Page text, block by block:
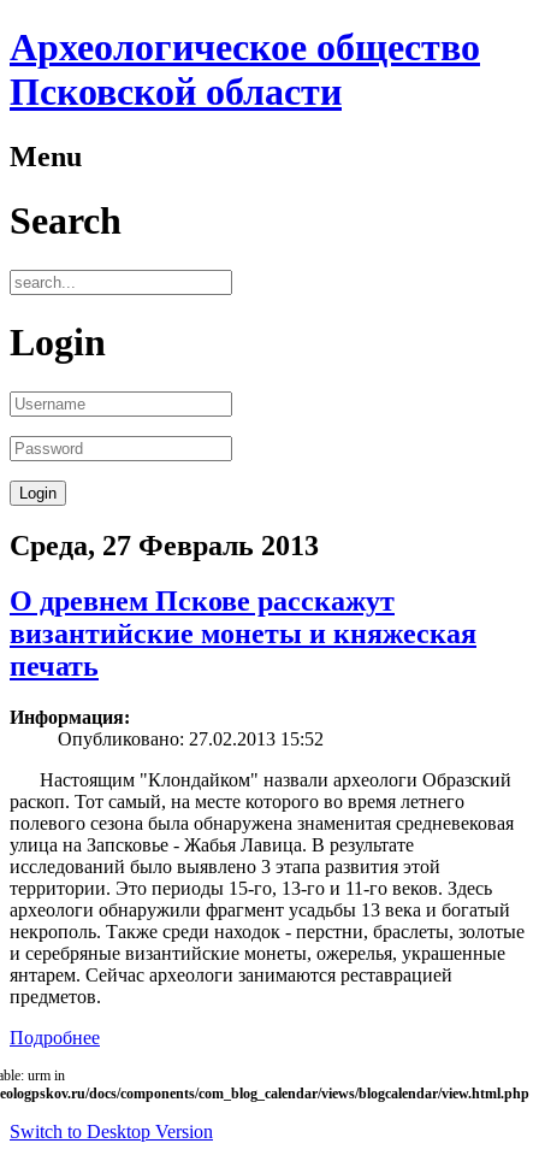
Археологическое общество
Псковской области
Menu
Search
Login
Среда, 27 Февраль 2013
О древнем Пскове расскажут
византийские монеты и княжеская
печать
Информация:
Опубликовано: 27.02.2013 15:52
Настоящим "Клондайком" назвали археологи Образский
раскоп. Тот самый, на месте которого во время летнего
полевого сезона была обнаружена знаменитая средневековая
улица на Запсковье - Жабья Лавица. В результате
исследований было выявлено 3 этапа развития этой
территории. Это периоды 15-го, 13-го и 11-го веков. Здесь
археологи обнаружили фрагмент усадьбы 13 века и богатый
некрополь. Также среди находок - перстни, браслеты, золотые
и серебряные византийские монеты, ожерелья, украшенные
янтарем. Сейчас археологи занимаются реставрацией
предметов.
Подробнее
urm in
docs/components/com_blog_calendar/views/blogcalendar/view.html.php
Switch to Desktop Version